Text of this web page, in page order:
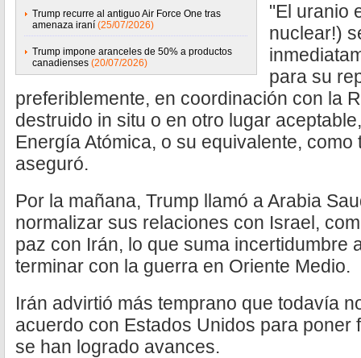
Trump recurre al antiguo Air Force One tras
amenaza iraní (25/07/2026)
Trump impone aranceles de 50% a productos
canadienses (20/07/2026)
"El uranio
nuclear!)
para su
preferiblemente, en coordinación con la
destruido in situ o en otro lugar
Energía Atómica, o su equivalente,
aseguró.
Por la mañana, Trump llamó a Arabia
normalizar sus relaciones con Israel,
paz con Irán, lo que suma incertidumbre
terminar con la guerra en Oriente Medio.
Irán advirtió más temprano que todavía
acuerdo con Estados Unidos para poner
se han logrado avances.